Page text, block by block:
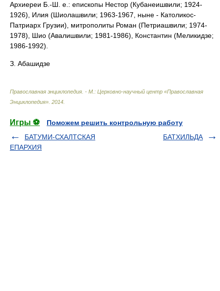
Архиереи Б.-Ш. е.: епископы Нестор (Кубанеишвили; 1924-
1926), Илия (Шиолашвили; 1963-1967, ныне - Католикос-
Патриарх Грузии), митрополиты Роман (Петриашвили; 1974-
1978), Шио (Авалишвили; 1981-1986), Константин (Меликидзе;
1986-1992).
З. Абашидзе
Православная энциклопедия. - М.: Церковно-научный центр «Православная
Энциклопедия» 2014
Игры ⚽
Поможем решить контрольную работу
БАТУМИ-СХАЛТСКАЯ
ЕПАРХИЯ
БАТХИЛЬДА